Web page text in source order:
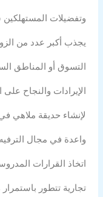
وتفضيلات
يجذب أكبر عدد من
التسوق أو المناطق
الإيرادات والنجاح
لإنشاء حديقة ملاهي
واعدة في مجال
اتخاذ القرارات
تجارية تتطور